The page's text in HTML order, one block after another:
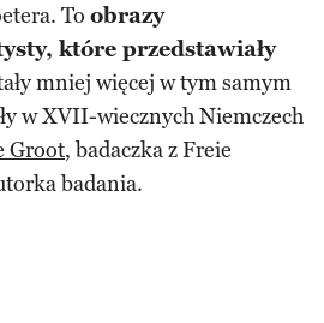
To obrazy
które przedstawiały
mniej więcej w tym samym
w XVII-wiecznych Niemczech
Groot, badaczka z Freie
badania.